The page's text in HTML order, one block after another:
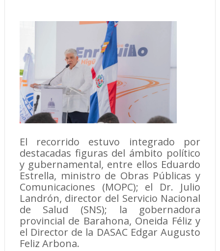
El recorrido estuvo integrado por
destacadas figuras del ámbito político
y gubernamental, entre ellos Eduardo
Estrella, ministro de Obras Públicas y
Comunicaciones (MOPC); el Dr. Julio
Landrón, director del Servicio Nacional
de Salud (SNS); la gobernadora
provincial de Barahona, Oneida Féliz y
el Director de la DASAC Edgar Augusto
Feliz Arbona.